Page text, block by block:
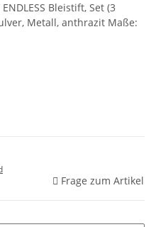
Bleistift, Set (3
Metall, anthrazit Maße:
Frage zum Artikel